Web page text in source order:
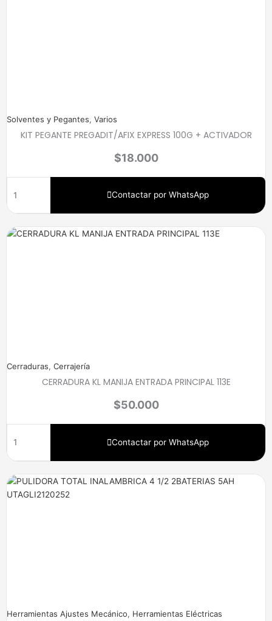
Solventes y Pegantes, Varios
KIT PEGANTE PREGADIT/AFIX EXPRESS 100G + ACTIVADOR
$18.000
Contactar por WhatsApp
Cerraduras, Cerrajería
CERRADURA KL MANIJA ENTRADA PRINCIPAL 113E
$50.000
Contactar por WhatsApp
Herramientas Ajustes Mecánico, Herramientas Eléctricas